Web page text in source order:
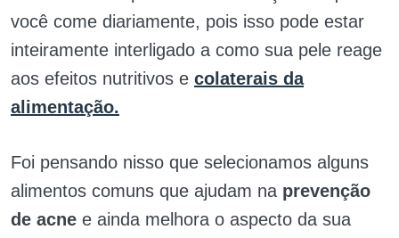
você come diariamente, pois isso pode estar
inteiramente interligado a como sua pele reage
aos efeitos nutritivos e colaterais da
alimentação.
Foi pensando nisso que selecionamos alguns
alimentos comuns que ajudam na prevenção
de acne e ainda melhora o aspecto da sua